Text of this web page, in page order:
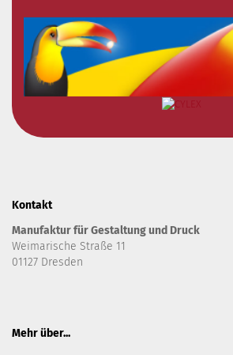
Kontakt
Manufaktur für Gestaltung und Druck
Weimarische Straße 11
01127 Dresden
Mehr über...